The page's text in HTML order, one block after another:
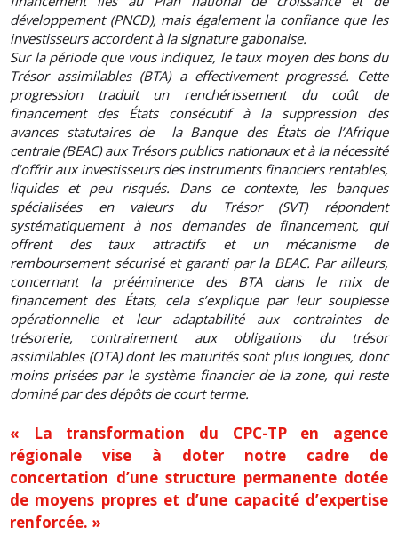
développement (PNCD), mais également la confiance que les
investisseurs accordent à la signature gabonaise.
Sur la période que vous indiquez, le taux moyen des bons du
Trésor assimilables (BTA) a effectivement progressé. Cette
progression traduit un renchérissement du coût de
financement des États consécutif à la suppression des
avances statutaires de la Banque des États de l’Afrique
centrale (BEAC) aux Trésors publics nationaux et à la nécessité
d’offrir aux investisseurs des instruments financiers rentables,
liquides et peu risqués. Dans ce contexte, les banques
spécialisées en valeurs du Trésor (SVT) répondent
systématiquement à nos demandes de financement, qui
offrent des taux attractifs et un mécanisme de
remboursement sécurisé et garanti par la BEAC. Par ailleurs,
concernant la prééminence des BTA dans le mix de
financement des États, cela s’explique par leur souplesse
opérationnelle et leur adaptabilité aux contraintes de
trésorerie, contrairement aux obligations du trésor
assimilables (OTA) dont les maturités sont plus longues, donc
moins prisées par le système financier de la zone, qui reste
dominé par des dépôts de court terme.
« La transformation du CPC-TP en agence
régionale vise à doter notre cadre de
concertation d’une structure permanente dotée
de moyens propres et d’une capacité d’expertise
renforcée. »